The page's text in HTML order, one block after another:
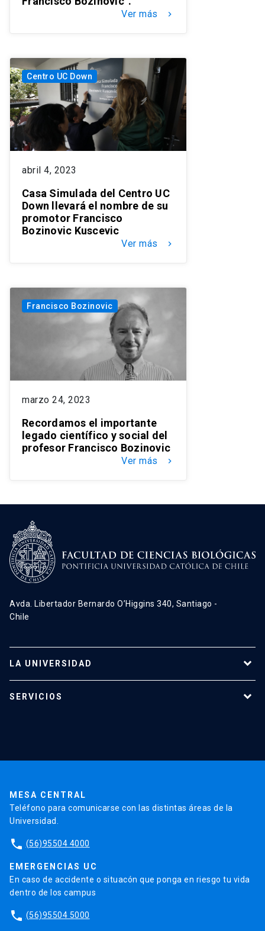
Ver más keyboard_arrow_right
Centro UC Down
abril 4, 2023
Casa Simulada del Centro UC
Down llevará el nombre de su
promotor Francisco
Bozinovic Kuscevic
Ver más keyboard_arrow_right
Francisco Bozinovic
marzo 24, 2023
Recordamos el importante
legado científico y social del
profesor Francisco Bozinovic
Ver más keyboard_arrow_right
Avda. Libertador Bernardo O’Higgins 340, Santiago -
Chile
LA UNIVERSIDAD
Investigación
SERVICIOS
MESA CENTRAL
Teléfono para comunicarse con las distintas áreas de la
Universidad.
phone (56)95504 4000
EMERGENCIAS UC
En caso de accidente o situacón que ponga en riesgo tu vida
dentro de los campus
phone (56)95504 5000